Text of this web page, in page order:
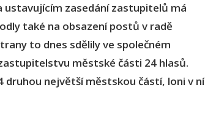
ustavujícím zasedání zastupitelů má
také na obsazení postů v radě
to dnes sdělily ve společném
městské části 24 hlasů.
druhou největší městskou částí, loni v ní